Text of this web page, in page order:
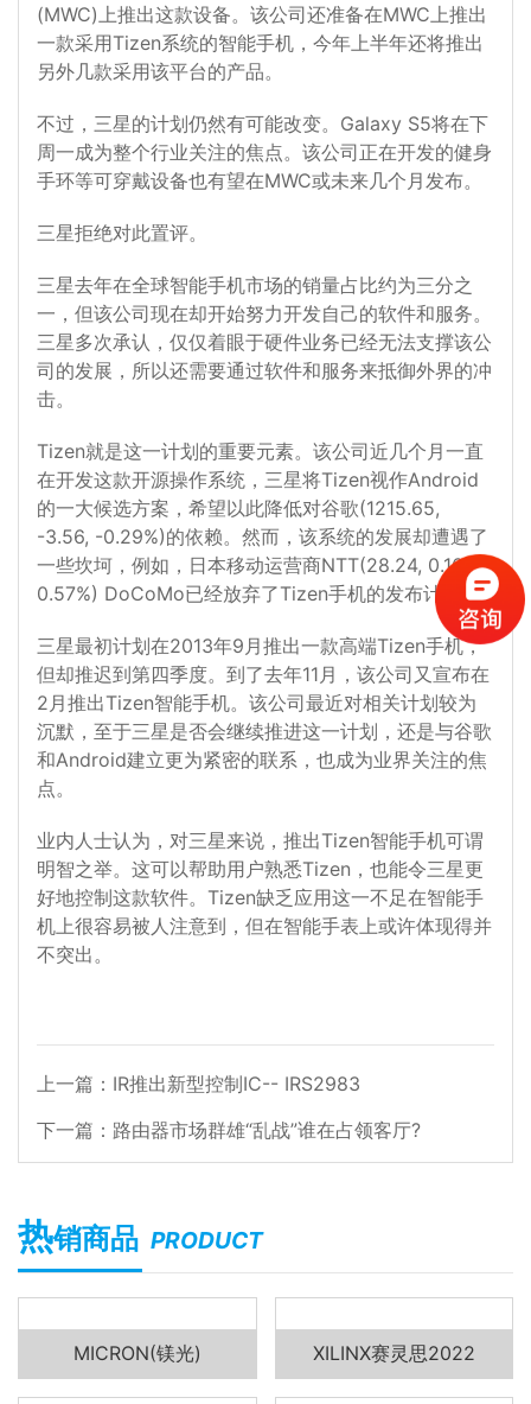
(MWC)上推出这款设备。该公司还准备在MWC上推出
一款采用Tizen系统的智能手机，今年上半年还将推出
另外几款采用该平台的产品。
不过，三星的计划仍然有可能改变。Galaxy S5将在下
周一成为整个行业关注的焦点。该公司正在开发的健身
手环等可穿戴设备也有望在MWC或未来几个月发布。
三星拒绝对此置评。
三星去年在全球智能手机市场的销量占比约为三分之
一，但该公司现在却开始努力开发自己的软件和服务。
三星多次承认，仅仅着眼于硬件业务已经无法支撑该公
司的发展，所以还需要通过软件和服务来抵御外界的冲
击。
Tizen就是这一计划的重要元素。该公司近几个月一直
在开发这款开源操作系统，三星将Tizen视作Android
的一大候选方案，希望以此降低对谷歌(1215.65,
-3.56, -0.29%)的依赖。然而，该系统的发展却遭遇了
一些坎坷，例如，日本移动运营商NTT(28.24, 0.16,
0.57%) DoCoMo已经放弃了Tizen手机的发布计划。
三星最初计划在2013年9月推出一款高端Tizen手机，
但却推迟到第四季度。到了去年11月，该公司又宣布在
2月推出Tizen智能手机。该公司最近对相关计划较为
沉默，至于三星是否会继续推进这一计划，还是与谷歌
和Android建立更为紧密的联系，也成为业界关注的焦
点。
业内人士认为，对三星来说，推出Tizen智能手机可谓
明智之举。这可以帮助用户熟悉Tizen，也能令三星更
好地控制这款软件。Tizen缺乏应用这一不足在智能手
机上很容易被人注意到，但在智能手表上或许体现得并
不突出。
上一篇： IR推出新型控制IC-- IRS2983
下一篇： 路由器市场群雄“乱战”谁在占领客厅?
热销商品 PRODUCT
MICRON(镁光) XILINX赛灵思2022